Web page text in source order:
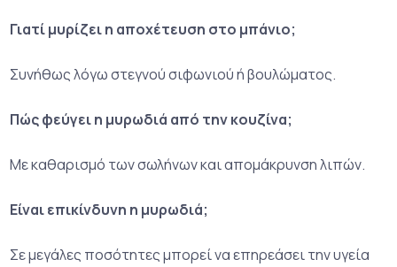
Γιατί μυρίζει η αποχέτευση στο μπάνιο;
Συνήθως λόγω στεγνού σιφωνιού ή βουλώματος.
Πώς φεύγει η μυρωδιά από την κουζίνα;
Με καθαρισμό των σωλήνων και απομάκρυνση λιπών.
Είναι επικίνδυνη η μυρωδιά;
Σε μεγάλες ποσότητες μπορεί να επηρεάσει την υγεία